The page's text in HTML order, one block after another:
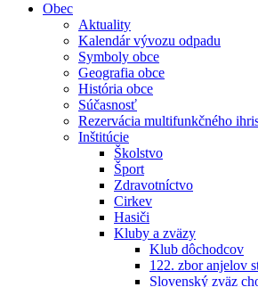
Obec
Aktuality
Kalendár vývozu odpadu
Symboly obce
Geografia obce
História obce
Súčasnosť
Rezervácia multifunkčného
Inštitúcie
Školstvo
Šport
Zdravotníctvo
Cirkev
Hasiči
Kluby a zväzy
Klub dôchodcov
122. zbor anjelov
Slovenský zväz